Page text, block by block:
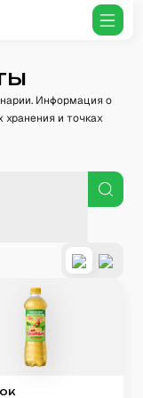
Информация о
хранения и точках